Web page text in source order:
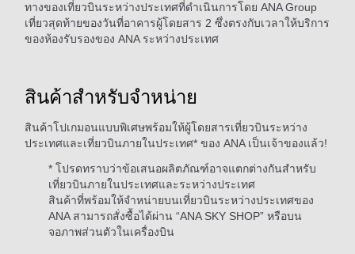
ทางของเที่ยวบินระหว่างประเทศที่ดำเนินการโดย ANA Group
เที่ยวสุดท้ายของวันที่อาคารผู้โดยสาร 2 ซึ่งตรงกับเวลาให้บริการ
ของห้องรับรองของ ANA ระหว่างประเทศ
สินค้าสำหรับจำหน่าย
สินค้าโปเกมอนแบบพิเศษพร้อมให้ผู้โดยสารเที่ยวบินระหว่าง
ประเทศและเที่ยวบินภายในประเทศ* ของ ANA เป็นเจ้าของแล้ว!
* โปรดทราบว่าข้อเสนอผลิตภัณฑ์อาจแตกต่างกันสำหรับ
เที่ยวบินภายในประเทศและระหว่างประเทศ
สินค้าที่พร้อมให้จำหน่ายบนเที่ยวบินระหว่างประเทศของ
ANA สามารถสั่งซื้อได้ผ่าน “ANA SKY SHOP” หรือบน
จอภาพส่วนตัวในเครื่องบิน